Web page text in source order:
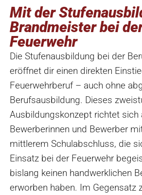
Mit der
Brandmeister bei
Feuerwehr
Die Stufenausbildung bei der
eröffnet dir einen direkten
Feuerwehrberuf – auch ohne
Berufsausbildung. Dieses
Ausbildungskonzept richtet sich
Bewerberinnen und Bewerber
mittlerem Schulabschluss, die
Einsatz bei der Feuerwehr
bislang keinen handwerklichen
erworben haben. Im Gegensatz